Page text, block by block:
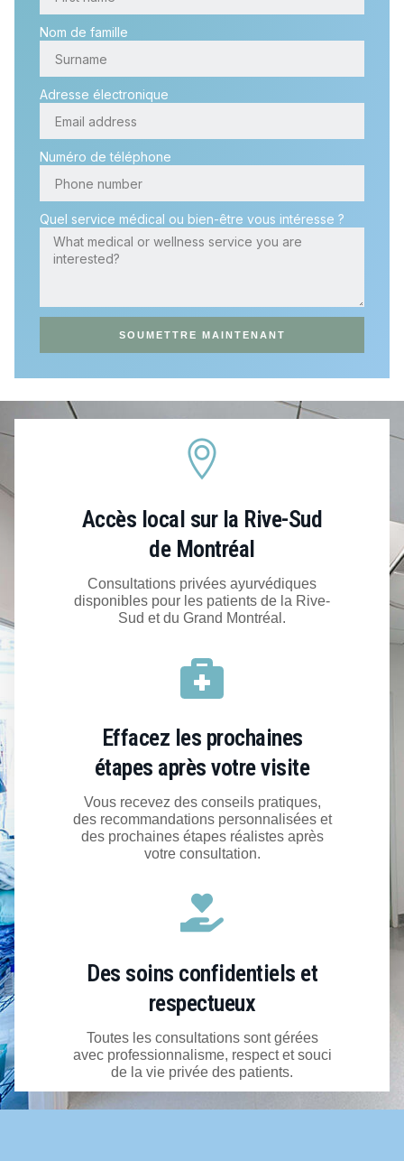
Nom de famille
Adresse électronique
Numéro de téléphone
Quel service médical ou bien-être vous intéresse ?
SOUMETTRE MAINTENANT
Accès local sur la Rive-Sud
de Montréal
Consultations privées ayurvédiques
disponibles pour les patients de la Rive-
Sud et du Grand Montréal.
Effacez les prochaines
étapes après votre visite
Vous recevez des conseils pratiques,
des recommandations personnalisées et
des prochaines étapes réalistes après
votre consultation.
Des soins confidentiels et
respectueux
Toutes les consultations sont gérées
avec professionnalisme, respect et souci
de la vie privée des patients.